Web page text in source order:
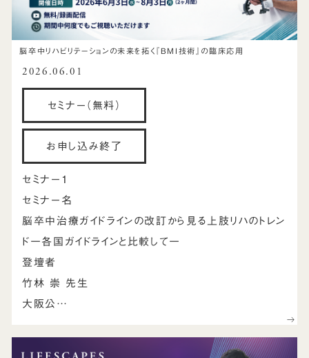
脳卒中リハビリテーションの未来を拓く『BMI技術』の臨床応用
2026.06.01
セミナー（無料）
お申し込み終了
セミナー1
セミナー名
脳卒中治療ガイドラインの改訂から見る上肢リハのトレン
ド一各国ガイドラインと比較して一
登壇者
竹林 崇 先生
大阪公…